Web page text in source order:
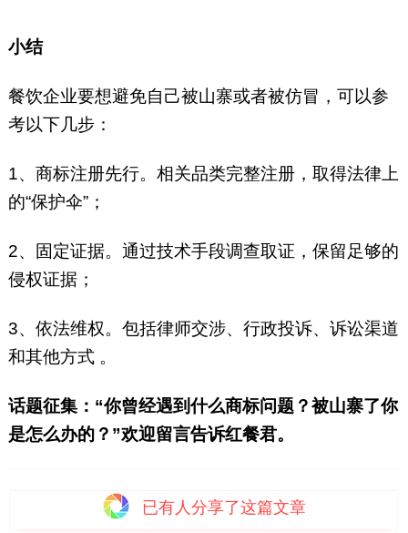
小结
餐饮企业要想避免自己被山寨或者被仿冒，可以参
考以下几步：
1、商标注册先行。相关品类完整注册，取得法律上
的“保护伞”；
2、固定证据。通过技术手段调查取证，保留足够的
侵权证据；
3、依法维权。包括律师交涉、行政投诉、诉讼渠道
和其他方式 。
话题征集：“你曾经遇到什么商标问题？被山寨了你
是怎么办的？”欢迎留言告诉红餐君。
已有人分享了这篇文章